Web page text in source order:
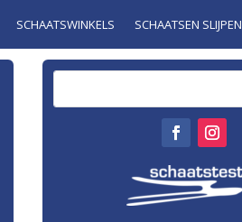
SCHAATSWINKELS SCHAATSEN SLIJPEN